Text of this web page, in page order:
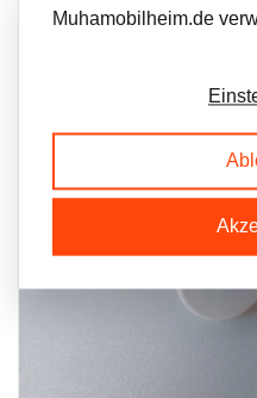
Muhamobilheim.de